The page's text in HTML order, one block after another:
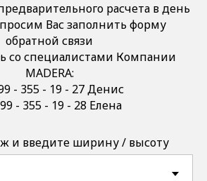
расчета в день
Вас заполнить форму
обратной связи
со специалистами Компании
MADERA:
- 355 - 19 - 27 Денис
- 355 - 19 - 28 Елена
и введите ширину / высоту